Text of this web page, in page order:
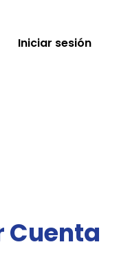
Iniciar sesión
Cuenta